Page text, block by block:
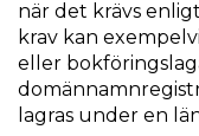
när det krävs
krav kan
eller
lagras under en